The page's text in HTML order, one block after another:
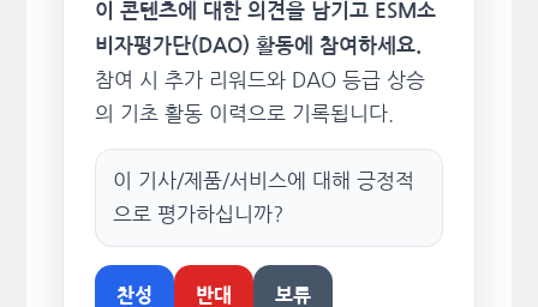
이 콘텐츠에 대한 의견을 남기고 ESM소
비자평가단(DAO) 활동에 참여하세요.
참여 시 추가 리워드와 DAO 등급 상승
의 기초 활동 이력으로 기록됩니다.
이 기사/제품/서비스에 대해 긍정적
으로 평가하십니까?
찬성 반대 보류